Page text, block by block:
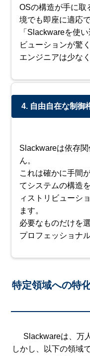
OSの構造が手に取
境でも即座に適応
「Slackwareを使
ビューションが驚
エンジニアは少な
4. 自由自在な制御
Slackwareは依存
ん。
これは確かに手間
てシステムの構造
ィストリビューシ
ます。
必要なものだけを
プロフェッショナ
特定領域への特
Slackwareは、万
しかし、以下の領域